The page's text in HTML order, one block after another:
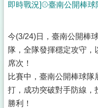
即時戰況]⚾️臺南公開棒
今(3/24)日，臺南公開棒
隊，全隊發揮穩定攻守，
席次！
比賽中，臺南公開棒球
打，成功突破對手防線，
勝利！